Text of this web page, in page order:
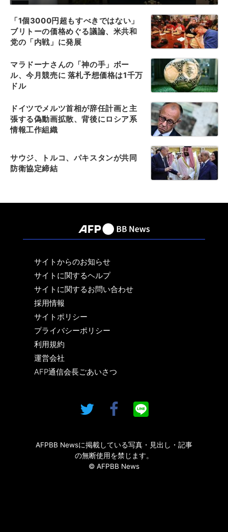
「1個3000円超もすべきではない」
ブリトーの価格めぐる議論、米共和
党の「内戦」に発展
マラドーナさんの「神の手」ボー
ル、今月競売に 落札予想価格は1千万
ドル
ドイツでメルツ首相が辞任計画と主
張する偽動画拡散、背後にロシア系
情報工作組織
サウジ、トルコ、パキスタンが共同
防衛協定締結
サイトからのお知らせ
サイトに関するヘルプ
サイトに関するお問い合わせ
採用情報
サイトポリシー
プライバシーポリシー
利用規約
運営会社
AFP通信会長ごあいさつ
AFPBB Newsに掲載している写真・見出し・記事
の無断使用を禁じます。
© AFPBB News